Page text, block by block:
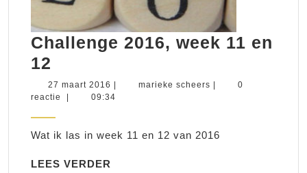
Challenge 2016, week 11 en
12
2016,
week
11
en
12
27 maart 2016 27
maart
marieke scheers marieke
0
reactie
09:34
Wat ik las in week 11 en 12 van 2016
LEES VERDER